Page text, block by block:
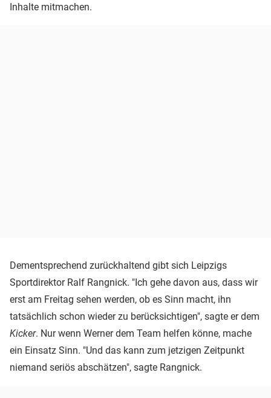
Inhalte mitmachen.
Dementsprechend zurückhaltend gibt sich Leipzigs
Sportdirektor Ralf Rangnick. "Ich gehe davon aus, dass wir
erst am Freitag sehen werden, ob es Sinn macht, ihn
tatsächlich schon wieder zu berücksichtigen", sagte er dem
Kicker. Nur wenn Werner dem Team helfen könne, mache
ein Einsatz Sinn. "Und das kann zum jetzigen Zeitpunkt
niemand seriös abschätzen", sagte Rangnick.